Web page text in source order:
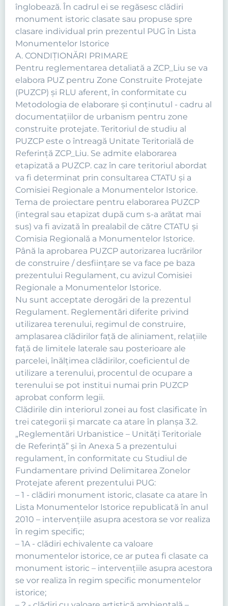
înglobează. În cadrul ei se regăsesc clădiri
monument istoric clasate sau propuse spre
clasare individual prin prezentul PUG în Lista
Monumentelor Istorice
A. CONDIŢIONĂRI PRIMARE
Pentru reglementarea detaliată a ZCP_Liu se va
elabora PUZ pentru Zone Construite Protejate
(PUZCP) şi RLU aferent, în conformitate cu
Metodologia de elaborare şi conţinutul - cadru al
documentaţiilor de urbanism pentru zone
construite protejate. Teritoriul de studiu al
PUZCP este o întreagă Unitate Teritorială de
Referinţă ZCP_Liu. Se admite elaborarea
etapizată a PUZCP. caz în care teritoriul abordat
va fi determinat prin consultarea CTATU şi a
Comisiei Regionale a Monumentelor Istorice.
Tema de proiectare pentru elaborarea PUZCP
(integral sau etapizat după cum s-a arătat mai
sus) va fi avizată în prealabil de către CTATU şi
Comisia Regională a Monumentelor Istorice.
Până la aprobarea PUZCP autorizarea lucrărilor
de construire / desfiinţare se va face pe baza
prezentului Regulament, cu avizul Comisiei
Regionale a Monumentelor Istorice.
Nu sunt acceptate derogări de la prezentul
Regulament. Reglementări diferite privind
utilizarea terenului, regimul de construire,
amplasarea clădirilor faţă de aliniament, relaţiile
faţă de limitele laterale sau posterioare ale
parcelei, înălţimea clădirilor, coeficientul de
utilizare a terenului, procentul de ocupare a
terenului se pot institui numai prin PUZCP
aprobat conform legii.
Clădirile din interiorul zonei au fost clasificate în
trei categorii şi marcate ca atare în planşa 3.2.
„Reglementări Urbanistice – Unităţi Teritoriale
de Referinţă” şi în Anexa 5 a prezentului
regulament, în conformitate cu Studiul de
Fundamentare privind Delimitarea Zonelor
Protejate aferent prezentului PUG:
– 1 - clădiri monument istoric, clasate ca atare în
Lista Monumentelor Istorice republicată în anul
2010 – intervenţiile asupra acestora se vor realiza
în regim specific;
– 1A - clădiri echivalente ca valoare
monumentelor istorice, ce ar putea fi clasate ca
monument istoric – intervenţiile asupra acestora
se vor realiza în regim specific monumentelor
istorice;